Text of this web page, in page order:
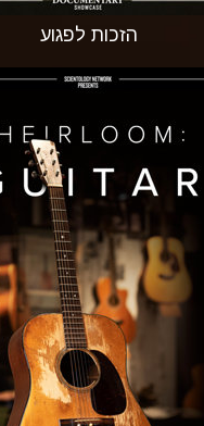
הזכות לפגוע